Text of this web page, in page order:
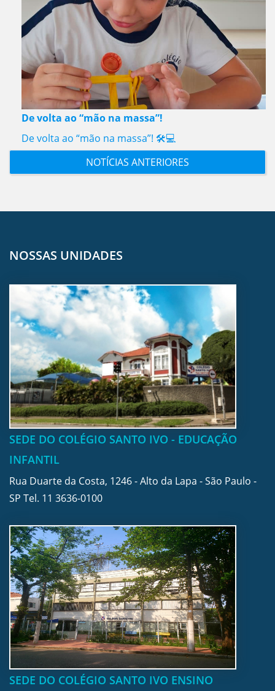
De volta ao “mão na massa”!
De volta ao “mão na massa”! 🛠️💻
NOTÍCIAS ANTERIORES
NOSSAS UNIDADES
SEDE DO COLÉGIO SANTO IVO - EDUCAÇÃO
INFANTIL
Rua Duarte da Costa, 1246 - Alto da Lapa - São Paulo -
SP Tel. 11 3636-0100
SEDE DO COLÉGIO SANTO IVO ENSINO